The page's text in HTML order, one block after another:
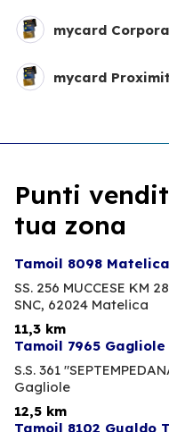
mycard
mycard
Punti
tua zona
Tamoil 8098 Matelica
SS. 256 MUCCESE KM
SNC, 62024 Matelica
11,3 km
Tamoil 7965 Gagliole
S.S. 361
Gagliole
12,5 km
Tamoil 8102 Gualdo